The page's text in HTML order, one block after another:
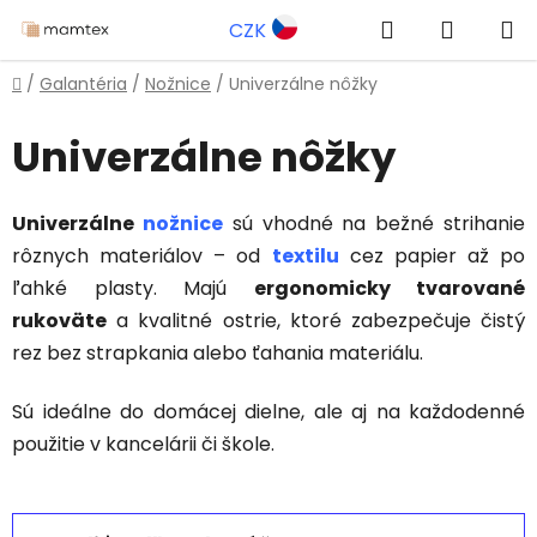
na
obsah
CZK Hľadať
KOŠÍK
Domov
/ Galantéria / Nožnice / Univerzálne nôžky
Univerzálne nôžky
Univerzálne nožnicesú vhodné na bežné strihanie
rôznych materiálov – od textilu cez papier až po
ľahké plasty. Majú ergonomicky tvarované
rukoväte a kvalitné ostrie, ktoré zabezpečuje čistý
rez bez strapkania alebo ťahania materiálu.
Sú ideálne do domácej dielne, ale aj na každodenné
použitie v kancelárii či škole.
R